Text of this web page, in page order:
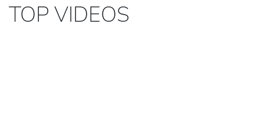
TOP VIDEOS